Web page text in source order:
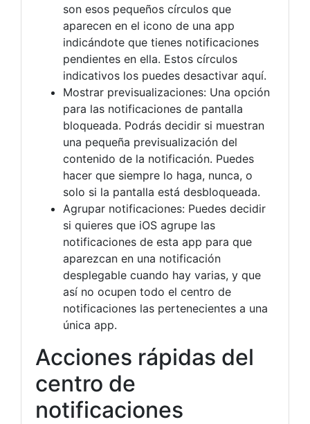
son esos pequeños círculos que
aparecen en el icono de una app
indicándote que tienes notificaciones
pendientes en ella. Estos círculos
indicativos los puedes desactivar aquí.
Mostrar previsualizaciones: Una opción
para las notificaciones de pantalla
bloqueada. Podrás decidir si muestran
una pequeña previsualización del
contenido de la notificación. Puedes
hacer que siempre lo haga, nunca, o
solo si la pantalla está desbloqueada.
Agrupar notificaciones: Puedes decidir
si quieres que iOS agrupe las
notificaciones de esta app para que
aparezcan en una notificación
desplegable cuando hay varias, y que
así no ocupen todo el centro de
notificaciones las pertenecientes a una
única app.
Acciones rápidas del
centro de
notificaciones